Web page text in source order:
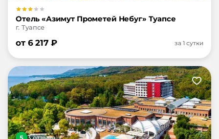
Отель «Азимут Прометей Небуг» Туапсе
г. Туапсе
от 6 217 ₽ за 1 сутки